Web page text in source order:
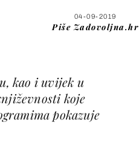
04-09-2019
Piše Zadovoljna.hr
kao i uvijek u
koje
pokazuje